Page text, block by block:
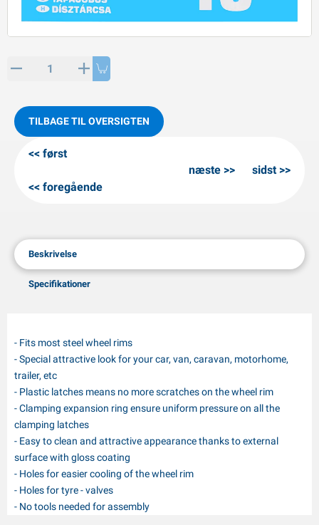
artikler
TILBAGE TIL OVERSIGTEN
først
foregående
næste sidst
Beskrivelse
Specifikationer
- Fits most steel wheel rims
- Special attractive look for your car, van, caravan, motorhome,
trailer, etc
- Plastic latches means no more scratches on the wheel rim
- Clamping expansion ring ensure uniform pressure on all the
clamping latches
- Easy to clean and attractive appearance thanks to external
surface with gloss coating
- Holes for easier cooling of the wheel rim
- Holes for tyre - valves
- No tools needed for assembly